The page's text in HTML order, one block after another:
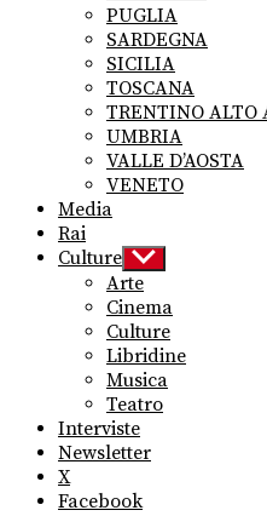
PUGLIA
SARDEGNA
SICILIA
TOSCANA
TRENTINO ALTO
UMBRIA
VALLE D’AOSTA
VENETO
Media
Rai
Culture Show
sub
menu
Arte
Cinema
Culture
Libridine
Musica
Teatro
Interviste
Newsletter
X
Facebook